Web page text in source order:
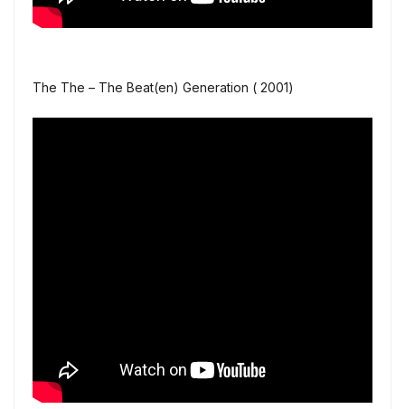
The The – The Beat(en) Generation ( 2001)